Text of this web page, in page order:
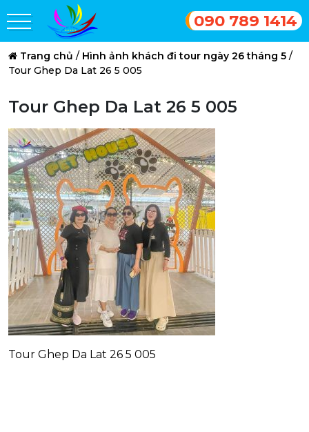
090 789 1414
Trang chủ / Hình ảnh khách đi tour ngày 26 tháng 5 /
Tour Ghep Da Lat 26 5 005
Tour Ghep Da Lat 26 5 005
Tour Ghep Da Lat 26 5 005